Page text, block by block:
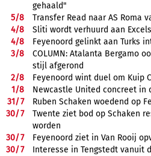
gehaald"
5/8
Transfer Read naar AS Roma
4/8
Sliti wordt verhuurd aan
4/8
Feyenoord gelinkt aan Turks
3/8
COLUMN: Atalanta Bergamo
stijl afgerond
2/8
Feyenoord wint duel om Kuip
1/8
Newcastle United concreet in
31/7
Ruben Schaken woedend op
30/7
Twente ziet bod op Schaken
worden
30/7
Feyenoord ziet in Van Rooij
30/7
Interesse in Tengstedt vanuit